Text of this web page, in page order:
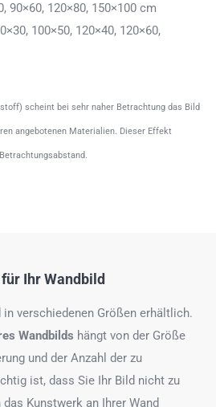
90×60, 120×80, 150×100 cm
100×50, 120×40, 120×60,
scheint bei sehr naher Betrachtung das Bild
angebotenen Materialien. Dieser Effekt
Ihr Wandbild
verschiedenen Größen erhältlich.
Wandbilds hängt von der Größe
und der Anzahl der zu
ist, dass Sie Ihr Bild nicht zu
Kunstwerk an Ihrer Wand